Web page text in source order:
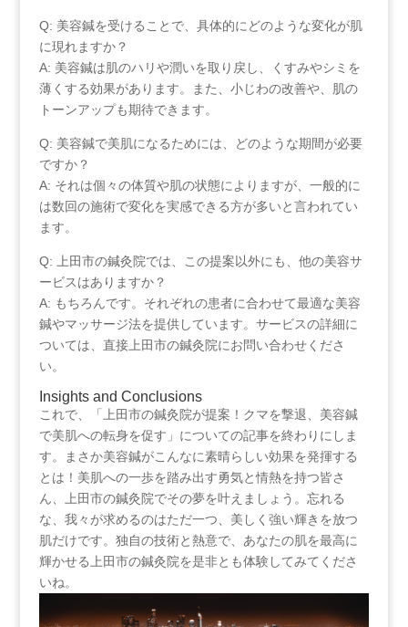
Q: 美容鍼を受けることで、具体的にどのような変化が肌
に現れますか？
A: ⁣美容鍼は肌のハリや潤いを取り戻し、くすみやシミを
薄くする効果があります。また、小じわの改善や、肌の
トーンアップも期待できます。
Q: 美容鍼で美肌になるためには、どのような期間が必要
ですか？
A:⁢ それは個々の体質や肌の状態によりますが、一般的に
は数回の施術で変化を実感できる方が多いと言われてい
ます。
Q: 上田市の鍼灸院では、この提案以外にも、他の美容サ
ービスはありますか？
A: もちろんです。それぞれの患者に合わせて最適な美容
鍼やマッサージ法を提供しています。サービスの詳細に
ついては、直接上田市の鍼灸院にお問い合わせくださ
い。
Insights ‌and​ Conclusions
これで、「上田市の鍼灸院が提案！クマを撃退、美容鍼
で美肌への転身を促す」についての記事を終わりにしま
す。まさか美容鍼がこんなに素晴らしい効果を発揮する
とは！美肌への一歩を踏み出す勇気と情熱を持つ皆さ
ん、上田市の鍼灸院でその夢を叶えましょう。忘れる
な、我々が求めるのはただ一つ、美しく強い輝きを放つ
肌だけです。独自の技術と熱意で、あなたの肌を最高に
輝かせる上田市の鍼灸院を是非とも体験してみてくださ
いね。